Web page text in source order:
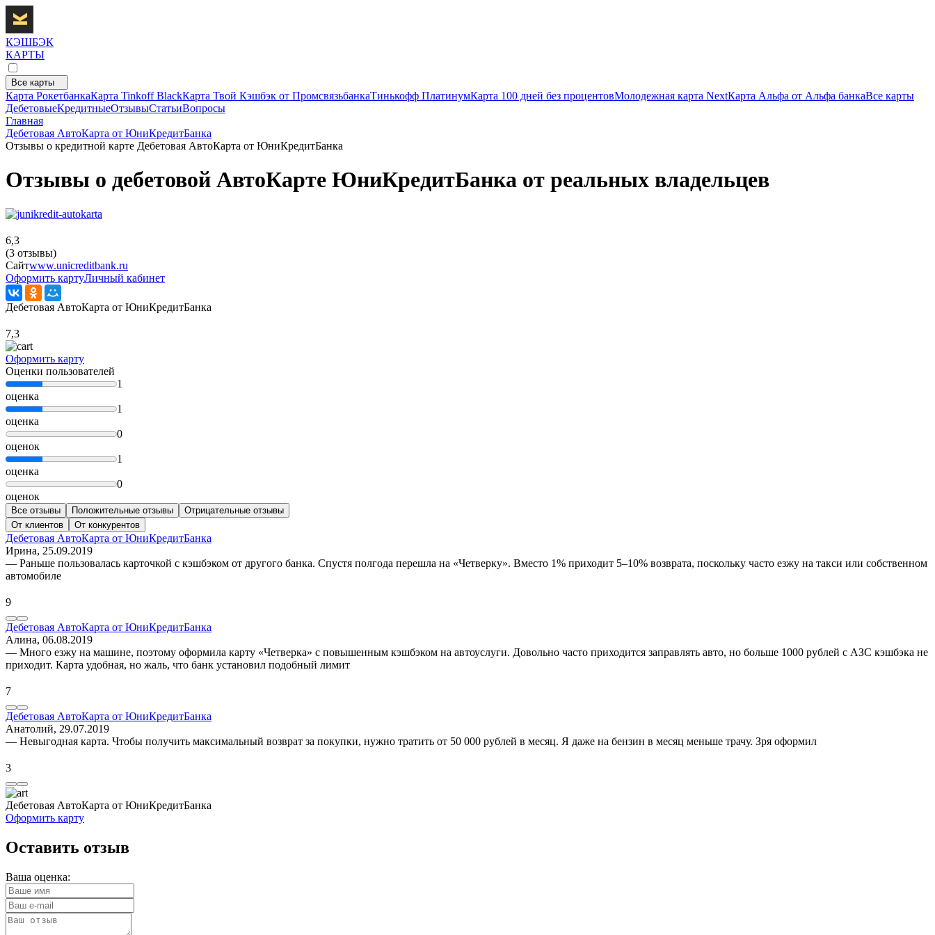
КЭШБЭК
КАРТЫ
Все карты
Карта РокетбанкаКарта Tinkoff BlackКарта Твой Кэшбэк от ПромсвязьбанкаТинькофф ПлатинумКарта 100 дней без процентовМолодежная карта NextКарта Альфа от Альфа банкаВсе карты
ДебетовыеКредитныеОтзывыСтатьиВопросы
Главная
Дебетовая АвтоКарта от ЮниКредитБанка
Отзывы о кредитной карте Дебетовая АвтоКарта от ЮниКредитБанка
Отзывы о дебетовой АвтоКарте ЮниКредитБанка от реальных владельцев
6,3
(3 отзывы)
Сайтwww.unicreditbank.ru
Оформить картуЛичный кабинет
Дебетовая АвтоКарта от ЮниКредитБанка
7,3
Оформить карту
Оценки пользователей
1
оценка
1
оценка
0
оценок
1
оценка
0
оценок
Все отзывы Положительные отзывы
Отрицательные отзывы
От клиентов
От конкурентов
Дебетовая АвтоКарта от ЮниКредитБанка
Ирина, 25.09.2019
— Раньше пользовалась карточкой с кэшбэком от другого банка. Спустя полгода перешла на «Четверку». Вместо 1% приходит 5–10% возврата, поскольку часто езжу на такси или собственном
автомобиле
9
Дебетовая АвтоКарта от ЮниКредитБанка
Алина, 06.08.2019
— Много езжу на машине, поэтому оформила карту «Четверка» с повышенным кэшбэком на автоуслуги. Довольно часто приходится заправлять авто, но больше 1000 рублей с АЗС кэшбэка не
приходит. Карта удобная, но жаль, что банк установил подобный лимит
7
Дебетовая АвтоКарта от ЮниКредитБанка
Анатолий, 29.07.2019
— Невыгодная карта. Чтобы получить максимальный возврат за покупки, нужно тратить от 50 000 рублей в месяц. Я даже на бензин в месяц меньше трачу. Зря оформил
3
Дебетовая АвтоКарта от ЮниКредитБанка
Оформить карту
Оставить отзыв
Ваша оценка: